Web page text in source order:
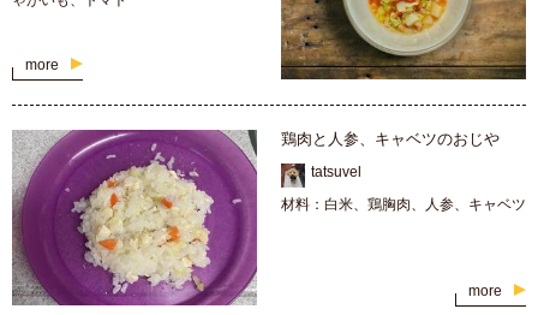
more
鶏肉と人参、キャベツのおじや
tatsuvel
材料：白米、鶏胸肉、人参、キャベツ
more